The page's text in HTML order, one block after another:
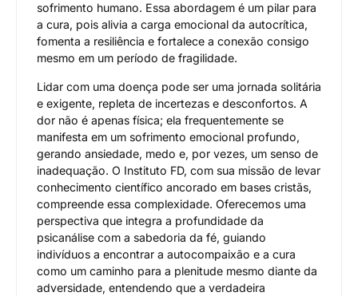
sofrimento humano. Essa abordagem é um pilar para
a cura, pois alivia a carga emocional da autocrítica,
fomenta a resiliência e fortalece a conexão consigo
mesmo em um período de fragilidade.
Lidar com uma doença pode ser uma jornada solitária
e exigente, repleta de incertezas e desconfortos. A
dor não é apenas física; ela frequentemente se
manifesta em um sofrimento emocional profundo,
gerando ansiedade, medo e, por vezes, um senso de
inadequação. O Instituto FD, com sua missão de levar
conhecimento científico ancorado em bases cristãs,
compreende essa complexidade. Oferecemos uma
perspectiva que integra a profundidade da
psicanálise com a sabedoria da fé, guiando
indivíduos a encontrar a autocompaixão e a cura
como um caminho para a plenitude mesmo diante da
adversidade, entendendo que a verdadeira